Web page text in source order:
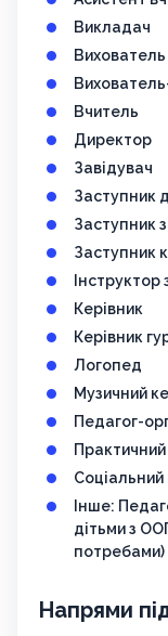
Викладач
Вихователь
Вчитель
Директор
Завідувач
Заступник
Заступник
Заступник
Інструктор
Керівник
Керівник
Логопед
Музичний
Педагог-
Соціальний
Інше:
дітьми з
потребами)
Напрями